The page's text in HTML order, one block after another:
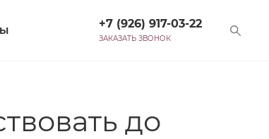
+7 (926) 917-03-22
ЗАКАЗАТЬ ЗВОНОК
до